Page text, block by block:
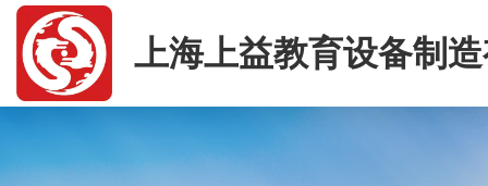
上海上益教育设备制
司